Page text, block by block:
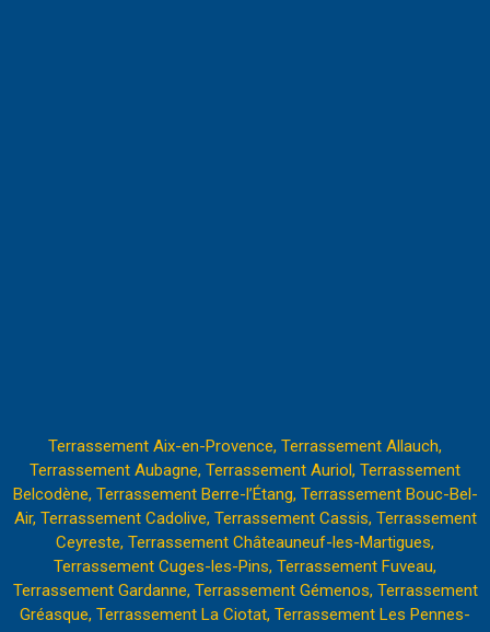
Terrassement Aix-en-Provence, Terrassement Allauch,
Terrassement Aubagne, Terrassement Auriol, Terrassement
Belcodène, Terrassement Berre-l’Étang, Terrassement Bouc-Bel-
Air, Terrassement Cadolive, Terrassement Cassis, Terrassement
Ceyreste, Terrassement Châteauneuf-les-Martigues,
Terrassement Cuges-les-Pins, Terrassement Fuveau,
Terrassement Gardanne, Terrassement Gémenos, Terrassement
Gréasque, Terrassement La Ciotat, Terrassement Les Pennes-